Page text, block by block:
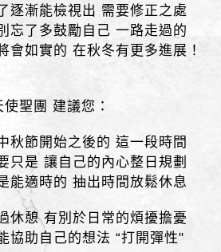
逐漸能檢視出 需要修正之處
忘了多鼓勵自己 一路走過的
會如實的 在秋冬有更多進展！
使聖團 建議您：
秋節開始之後的 這一段時間
只是 讓自己的內心整日規劃
能適時的 抽出時間放鬆休息
休憩 有別於日常的煩擾擔憂
協助自己的想法 “打開彈性"